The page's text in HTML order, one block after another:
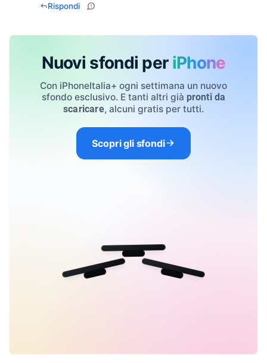
Rispondi
Nuovi sfondi per iPhone
Con iPhoneItalia+ ogni settimana un nuovo
sfondo esclusivo. E tanti altri già pronti da
scaricare, alcuni gratis per tutti.
Scopri gli sfondi